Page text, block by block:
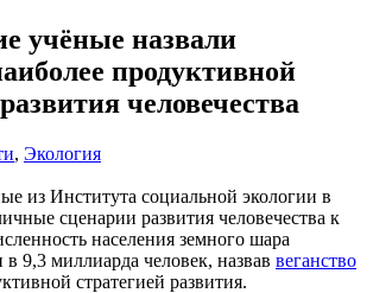
учёные назвали
продуктивной
человечества
, Экология
из Института социальной экологии в
сценарии развития человечества к
населения земного шара
в 9,3 миллиарда человек, назвав веганство
стратегией развития.